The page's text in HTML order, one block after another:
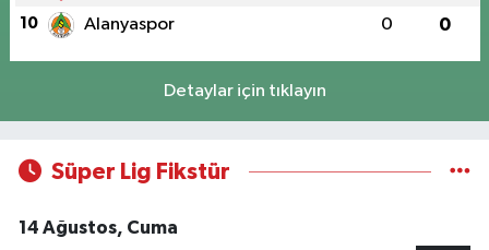
10 Alanyaspor 0 0
Detaylar için tıklayın
Süper Lig Fikstür
14 Ağustos, Cuma